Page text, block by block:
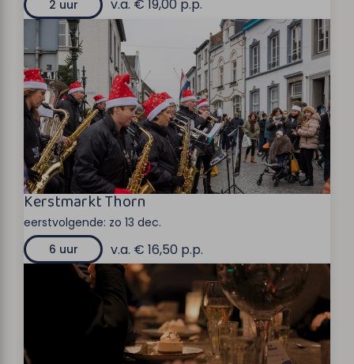
2 uur v.a. € 19,00 p.p.
Kerstmarkt Thorn
eerstvolgende: zo 13 dec.
6 uur
v.a. € 16,50 p.p.